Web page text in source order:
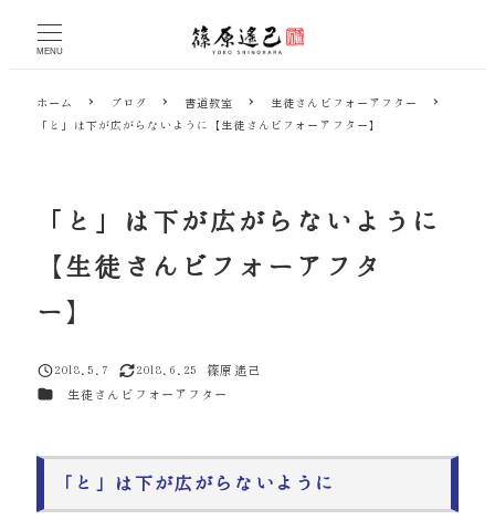
MENU
ホーム ブログ 書道教室
生徒さんビフォーアフター
「と」は下が広がらないように【生徒さんビフォーアフター】
「と」は下が広がらないように
【生徒さんビフォーアフタ
ー】
投稿日
2018.5.7
更新日
2018.6.25
篠原遙己
カテゴリー生徒さんビフォーアフター
「と」は下が広がらないように